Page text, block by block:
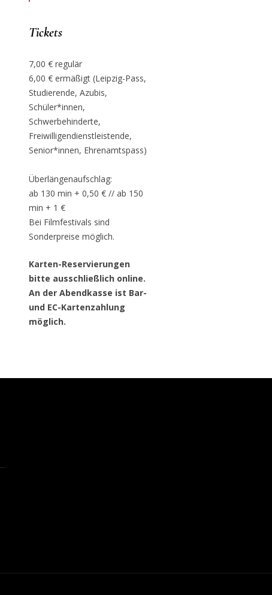
Tickets
7,00 € regulär
6,00 € ermäßigt (Leipzig-Pass,
Studierende, Azubis,
Schüler*innen,
Schwerbehinderte,
Freiwilligendienstleistende,
Senior*innen, Ehrenamtspass)
Überlängenaufschlag:
ab 130 min + 0,50 € // ab 150
min + 1 €
Bei Filmfestivals sind
Sonderpreise möglich.
Karten-Reservierungen
bitte ausschließlich online.
An der Abendkasse ist Bar-
und EC-Kartenzahlung
möglich.